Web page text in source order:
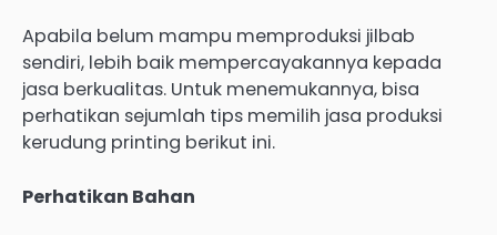
Apabila belum mampu memproduksi jilbab
sendiri, lebih baik mempercayakannya kepada
jasa berkualitas. Untuk menemukannya, bisa
perhatikan sejumlah tips memilih jasa produksi
kerudung printing berikut ini.
Perhatikan Bahan